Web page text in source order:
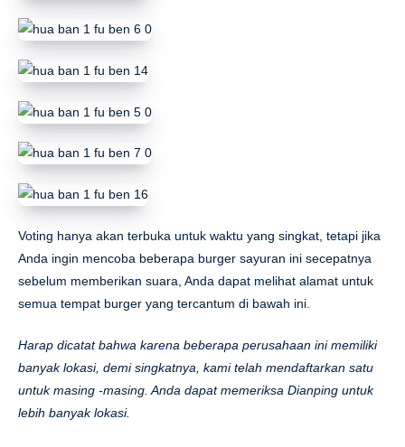
Voting hanya akan terbuka untuk waktu yang singkat, tetapi jika
Anda ingin mencoba beberapa burger sayuran ini secepatnya
sebelum memberikan suara, Anda dapat melihat alamat untuk
semua tempat burger yang tercantum di bawah ini.
Harap dicatat bahwa karena beberapa perusahaan ini memiliki
banyak lokasi, demi singkatnya, kami telah mendaftarkan satu
untuk masing -masing. Anda dapat memeriksa Dianping untuk
lebih banyak lokasi.